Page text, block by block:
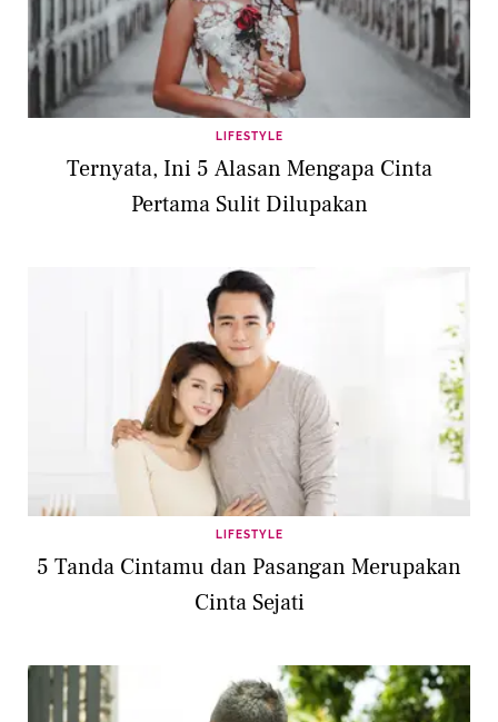
LIFESTYLE
Ternyata, Ini 5 Alasan Mengapa Cinta
Pertama Sulit Dilupakan
LIFESTYLE
5 Tanda Cintamu dan Pasangan Merupakan
Cinta Sejati